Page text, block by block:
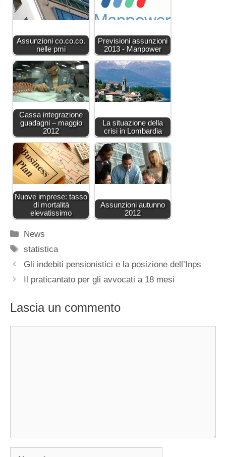
Assunzioni co.co.co.
nelle pmi
Previsioni assunzioni
2013 - Manpower
Cassa integrazione
guadagni – maggio
2012
La situazione della
crisi in Lombardia
Nuove imprese: tasso
di mortalità
elevatissimo
Assunzioni autunno
2012
Categorie
News
Tag
statistica
Gli indebiti pensionistici e la posizione dell’Inps
Il praticantato per gli avvocati a 18 mesi
Lascia un commento
Nome